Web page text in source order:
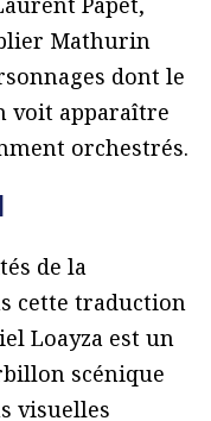
Mathurin
dont le
voit apparaître
orchestrés.
de la
cette traduction
Loayza est un
scénique
visuelles